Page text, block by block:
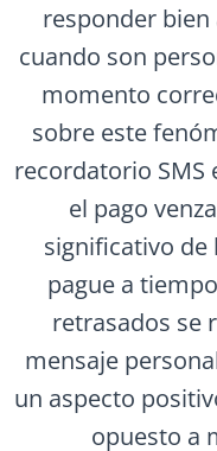
responder
cuando son
momento
sobre este
recordatorio SMS
el pago
significativo de
pague a
retrasados se
mensaje
un aspecto
opuesto a